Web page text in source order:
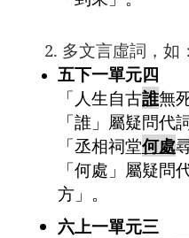
2. 多文言虛詞，如：
五下一單元四
「人生自古誰無
「誰」屬疑問代
「丞相祠堂何處
「何處」屬疑問
方」。
六上一單元三